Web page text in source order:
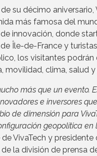
su décimo
más famosa del
innovación, donde
Île-de-France y
los visitantes
movilidad, clima, salud
más que un evento.
e inversores
de dimensión para
geopolítica
VivaTech y
la división de prensa